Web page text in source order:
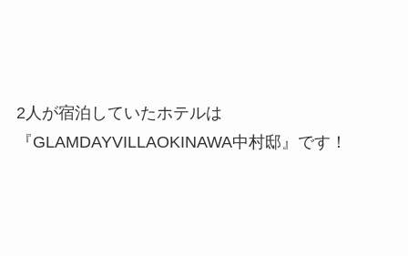
2人が宿泊していたホテルは
『GLAMDAYVILLAOKINAWA中村邸』です！